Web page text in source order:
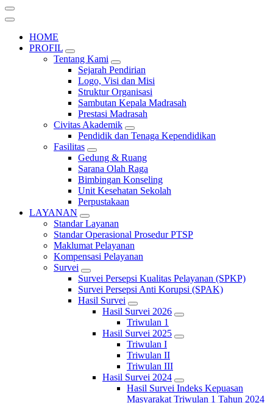
HOME
PROFIL
Tentang Kami
Sejarah Pendirian
Logo, Visi dan Misi
Struktur Organisasi
Sambutan Kepala Madrasah
Prestasi Madrasah
Civitas Akademik
Pendidik dan Tenaga Kependidikan
Fasilitas
Gedung & Ruang
Sarana Olah Raga
Bimbingan Konseling
Unit Kesehatan Sekolah
Perpustakaan
LAYANAN
Standar Layanan
Standar Operasional Prosedur PTSP
Maklumat Pelayanan
Kompensasi Pelayanan
Survei
Survei Persepsi Kualitas Pelayanan (SPKP)
Survei Persepsi Anti Korupsi (SPAK)
Hasil Survei
Hasil Survei 2026
Triwulan 1
Hasil Survei 2025
Triwulan I
Triwulan II
Triwulan III
Hasil Survei 2024
Hasil Survei Indeks Kepuasan
Masyarakat Triwulan 1 Tahun 2024